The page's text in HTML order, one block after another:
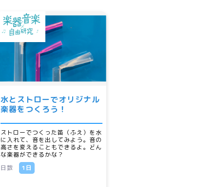
水とストローでオリジナル
楽器をつくろう！
ストローでつくった笛（ふえ）を水
に入れて、音を出してみよう。音の
高さを変えることもできるよ。どん
な楽器ができるかな？
日数
1日